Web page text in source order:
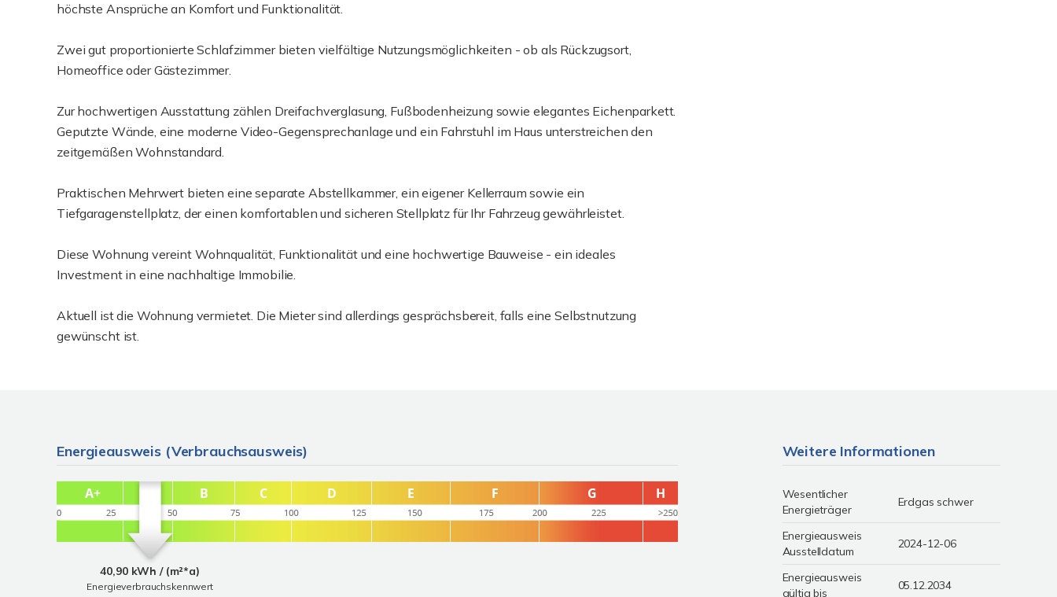
höchste Ansprüche an Komfort und Funktionalität.
Zwei gut proportionierte Schlafzimmer bieten vielfältige Nutzungsmöglichkeiten - ob als Rückzugsort,
Homeoffice oder Gästezimmer.
Zur hochwertigen Ausstattung zählen Dreifachverglasung, Fußbodenheizung sowie elegantes Eichenparkett.
Geputzte Wände, eine moderne Video-Gegensprechanlage und ein Fahrstuhl im Haus unterstreichen den
zeitgemäßen Wohnstandard.
Praktischen Mehrwert bieten eine separate Abstellkammer, ein eigener Kellerraum sowie ein
Tiefgaragenstellplatz, der einen komfortablen und sicheren Stellplatz für Ihr Fahrzeug gewährleistet.
Diese Wohnung vereint Wohnqualität, Funktionalität und eine hochwertige Bauweise - ein ideales
Investment in eine nachhaltige Immobilie.
Aktuell ist die Wohnung vermietet. Die Mieter sind allerdings gesprächsbereit, falls eine Selbstnutzung
gewünscht ist.
Energieausweis (Verbrauchsausweis)
40,90 kWh / (m²*a)
Energieverbrauchskennwert
Weitere Informationen
Wesentlicher
Energieträger
Erdgas schwer
Energieausweis
Ausstelldatum
2024-12-06
Energieausweis
gültig bis
05.12.2034